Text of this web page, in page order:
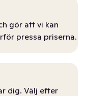
gör att vi kan
pressa priserna.
dig. Välj efter